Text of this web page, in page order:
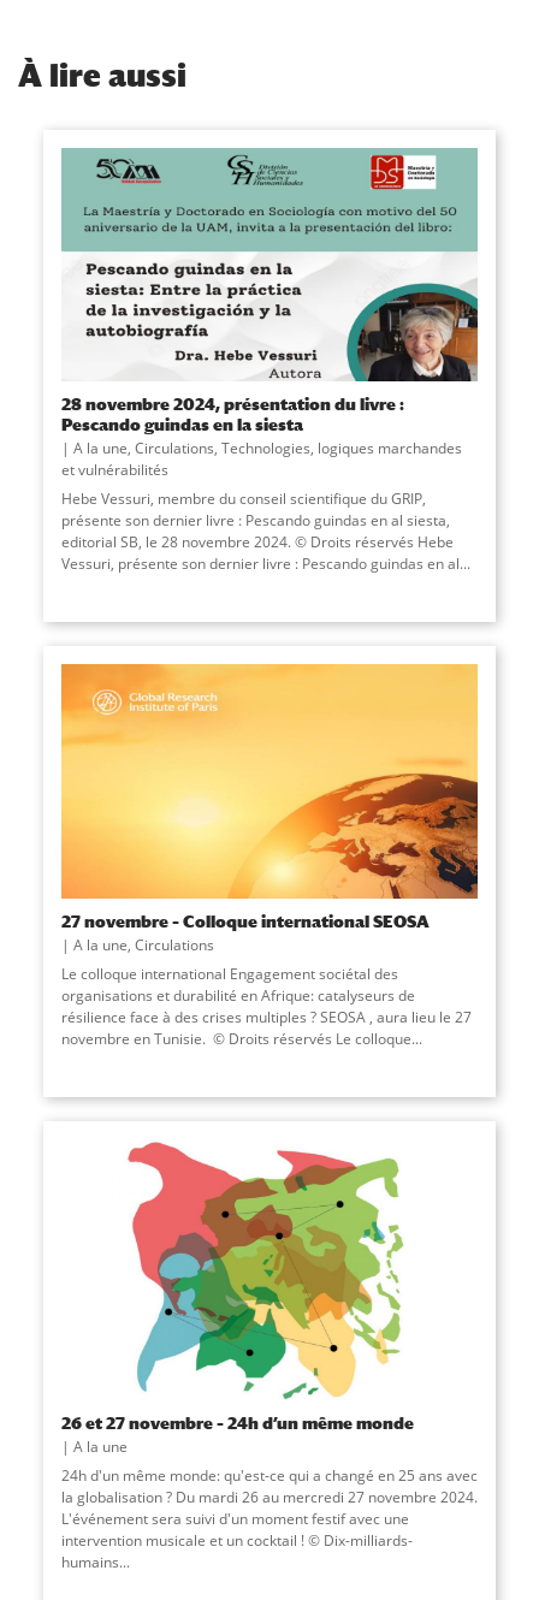
À lire aussi
28 novembre 2024, présentation du livre :
Pescando guindas en la siesta
A la une, Circulations, Technologies, logiques marchandes
et vulnérabilités
Hebe Vessuri, membre du conseil scientifique du GRIP,
présente son dernier livre : Pescando guindas en al siesta,
editorial SB, le 28 novembre 2024. © Droits réservés Hebe
Vessuri, présente son dernier livre : Pescando guindas en al...
27 novembre – Colloque international SEOSA
A la une, Circulations
Le colloque international Engagement sociétal des
organisations et durabilité en Afrique: catalyseurs de
résilience face à des crises multiples ? SEOSA , aura lieu le 27
novembre en Tunisie. © Droits réservés Le colloque...
26 et 27 novembre – 24h d’un même monde
A la une
24h d'un même monde: qu'est-ce qui a changé en 25 ans avec
la globalisation ? Du mardi 26 au mercredi 27 novembre 2024.
L'événement sera suivi d'un moment festif avec une
intervention musicale et un cocktail ! © Dix-milliards-
humains...